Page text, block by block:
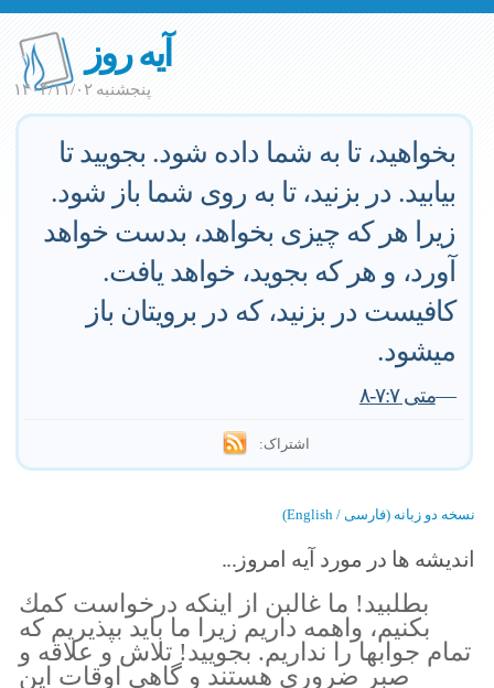
آیه روز
پنجشنبه ۱۴۰۴/۱۱/۰۲
بخواهيد، تا به شما داده شود. بجوييد تا
بيابيد. در بزنيد، تا به روى شما باز شود.
زيرا هر كه چيزى بخواهد، بدست خواهد
آورد، و هر كه بجويد، خواهد يافت.
كافيست در بزنيد، كه در برويتان باز
ميشود.
—متى ٧:٧-٨
اشتراک:
نسخه دو زبانه (فارسی / English)
اندیشه ها در مورد آیه امروز...
بطلبيد! ما غالبن از اينكه درخواست كمك
بكنيم، واهمه داريم زيرا ما بايد بپذيريم كه
تمام جوابها را نداريم. بجوييد! تلاش و علاقه و
صبر ضرورى هستند و گاهى اوقات اين